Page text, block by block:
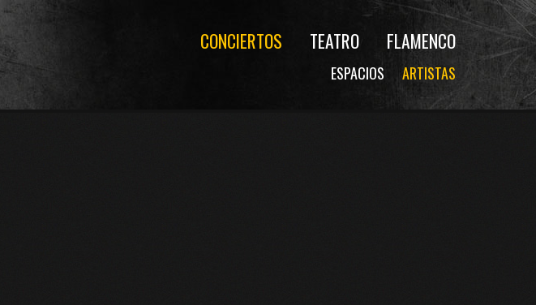
CONCIERTOS TEATRO FLAMENCO
ESPACIOS ARTISTAS